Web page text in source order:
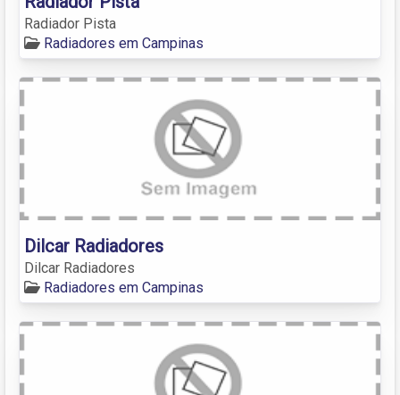
Radiador Pista
Radiadores em Campinas
Dilcar Radiadores
Dilcar Radiadores
Radiadores em Campinas